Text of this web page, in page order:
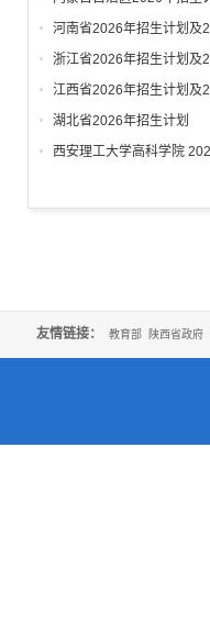
及2025年录取情况
河南省2026年招生计划及
年录取情况
浙江省2026年招生计划及
年录取情况
江西省2026年招生计划及
年录取情况
湖北省2026年招生计划
西安理工大学高科学院
友情链接： 教育部 陕西省政府